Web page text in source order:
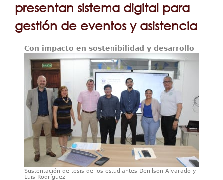
Investigación y Desarrollo
Estudiantes
Extensión
Servicios
Proyectos
presentan sistema digital para
gestión de eventos y asistencia
Con impacto en sostenibilidad y desarrollo
Sustentación de tesis de los estudiantes Denilson Alvarado y
Luis Rodríguez